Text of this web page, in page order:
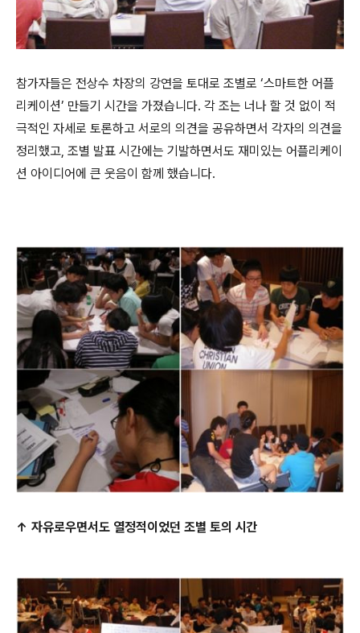
참가자들은 전상수 차장의 강연을 토대로 조별로 ‘스마트한 어플
리케이션’ 만들기 시간을 가졌습니다. 각 조는 너나 할 것 없이 적
극적인 자세로 토론하고 서로의 의견을 공유하면서 각자의 의견을
정리했고, 조별 발표 시간에는 기발하면서도 재미있는 어플리케이
션 아이디어에 큰 웃음이 함께 했습니다.
↑ 자유로우면서도 열정적이었던 조별 토의 시간